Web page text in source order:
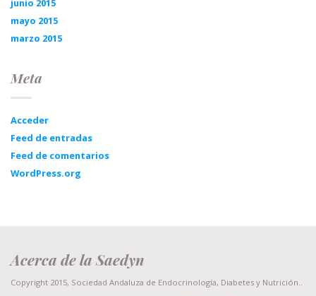
junio 2015
mayo 2015
marzo 2015
Meta
Acceder
Feed de entradas
Feed de comentarios
WordPress.org
Acerca de la Saedyn
Copyright 2015, Sociedad Andaluza de Endocrinología, Diabetes y Nutrición..